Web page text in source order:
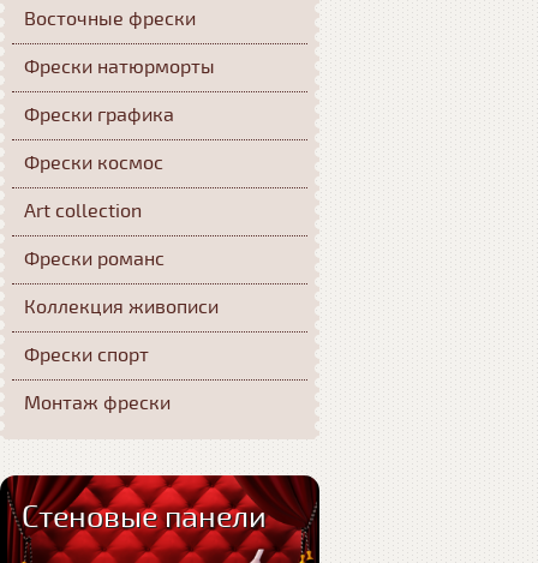
Восточные фрески
Фрески натюрморты
Фрески графика
Фрески космос
Art collection
Фрески романс
Коллекция живописи
Фрески спорт
Монтаж фрески
Стеновые панели